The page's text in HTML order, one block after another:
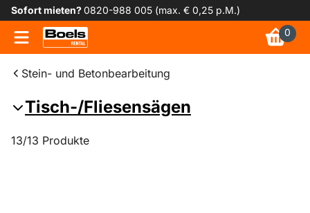
Sofort mieten?0820-988 005 (max. € 0,25 p.M.)
0
Stein- und Betonbearbeitung
Tisch-/Fliesensägen
13/13 Produkte